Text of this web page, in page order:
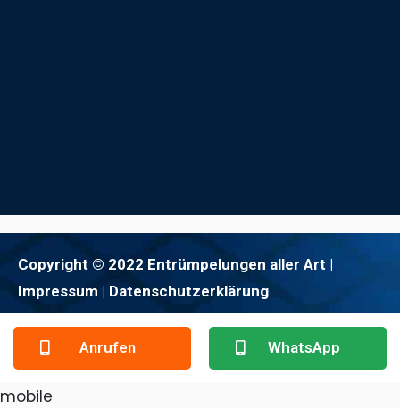
Copyright © 2022 Entrümpelungen aller Art |
Impressum | Datenschutzerklärung
Anrufen WhatsApp